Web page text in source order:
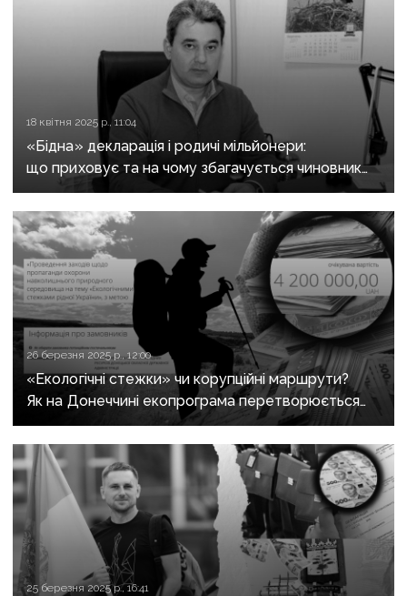
18 квітня 2025 р., 11:04
«Бідна» декларація і родичі мільйонери:
що приховує та на чому збагачується чиновник
ДонОДА Сергій Натрус
26 березня 2025 р., 12:00
«Екологічні стежки» чи корупційні маршрути?
Як на Донеччині екопрограма перетворюється
на прибутковий бізнес для обраних
25 березня 2025 р., 16:41